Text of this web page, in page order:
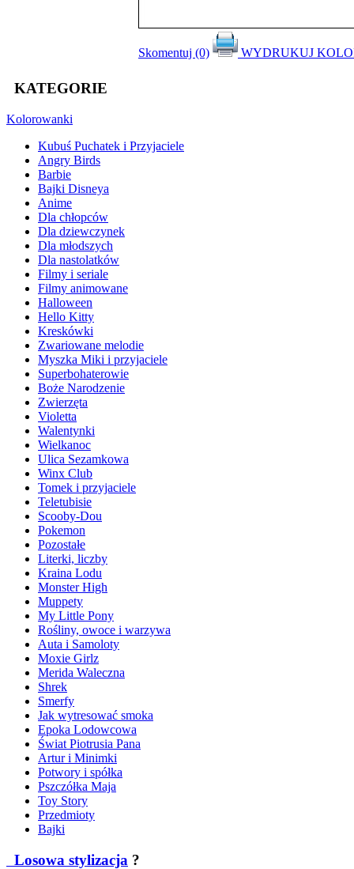
Skomentuj (0) WYDRUKUJ
KATEGORIE
Kolorowanki
Kubuś Puchatek i Przyjaciele
Angry Birds
Barbie
Bajki Disneya
Anime
Dla chłopców
Dla dziewczynek
Dla młodszych
Dla nastolatków
Filmy i seriale
Filmy animowane
Halloween
Hello Kitty
Kreskówki
Zwariowane melodie
Myszka Miki i przyjaciele
Superbohaterowie
Boże Narodzenie
Zwierzęta
Violetta
Walentynki
Wielkanoc
Ulica Sezamkowa
Winx Club
Tomek i przyjaciele
Teletubisie
Scooby-Dou
Pokemon
Pozostałe
Literki, liczby
Kraina Lodu
Monster High
Muppety
My Little Pony
Rośliny, owoce i warzywa
Auta i Samoloty
Moxie Girlz
Merida Waleczna
Shrek
Smerfy
Jak wytresować smoka
Epoka Lodowcowa
Świat Piotrusia Pana
Artur i Minimki
Potwory i spółka
Pszczółka Maja
Toy Story
Przedmioty
Bajki
Losowa stylizacja ?